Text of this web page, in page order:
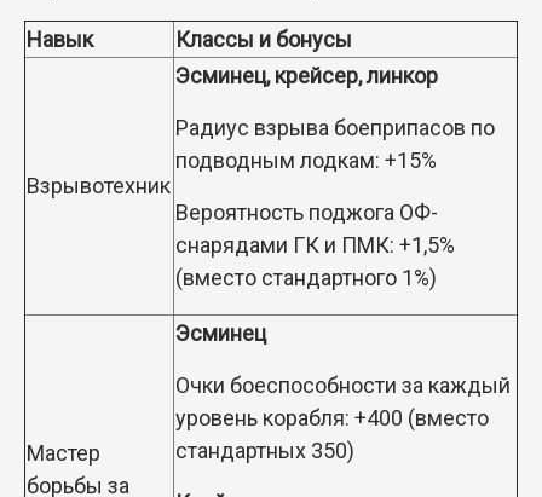
Навык Классы и бонусы
Взрывотехник
Эсминец, крейсер, линкор
Радиус взрыва боеприпасов по
подводным лодкам: +15%
Вероятность поджога ОФ-
снарядами ГК и ПМК: +1,5%
(вместо стандартного 1%)
Мастер
борьбы за
Эсминец
Очки боеспособности за каждый
уровень корабля: +400 (вместо
стандартных 350)